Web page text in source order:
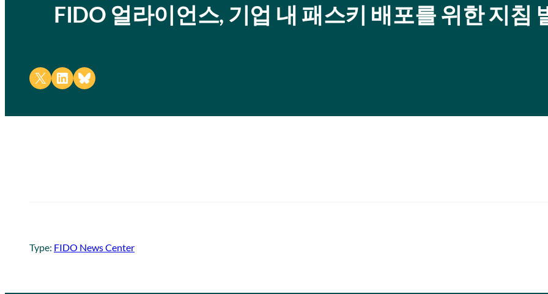
FIDO 얼라이언스, 기업 내 패스키 배포를 위한 지침
Share on X Share on LinkedIn
Share on Bluesky
Type: FIDO News Center